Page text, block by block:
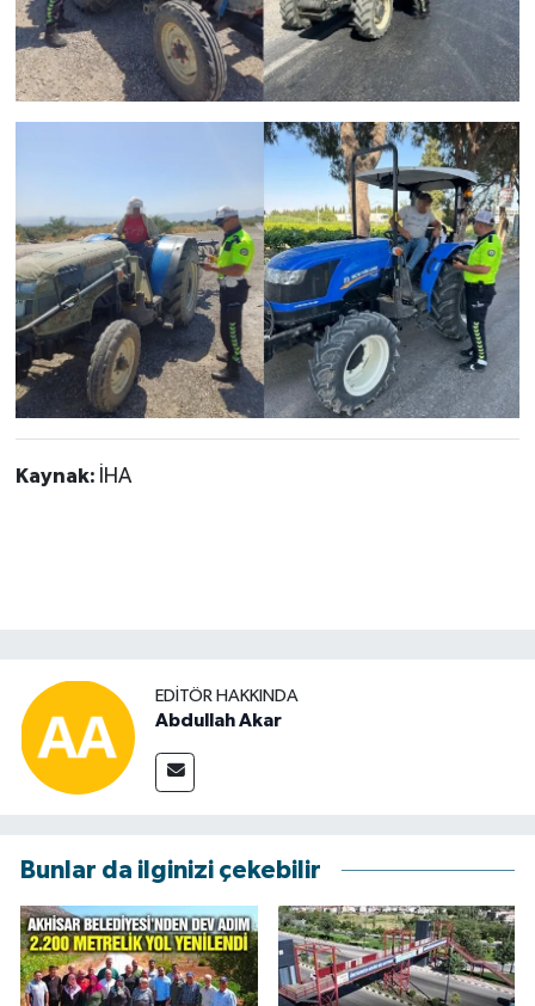
Kaynak: İHA
EDITÖR HAKKINDA
Abdullah Akar
Bunlar da ilginizi çekebilir